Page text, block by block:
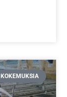
KOKEMUKSIA